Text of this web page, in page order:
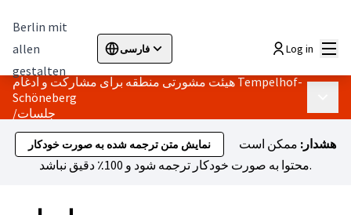
Berlin mit
allen
gestalten
فارسی
Sprache wählen Elegir el idioma
Log in
هیئت مشورتی منطقه برای مشارکت و ادغام Tempelhof-
Schöneberg
/جلسات
نمایش متن ترجمه شده به صورت خودکار هشدار: ممکن است
محتوا به صورت خودکار ترجمه شود و 100٪ دقیق نباشد.